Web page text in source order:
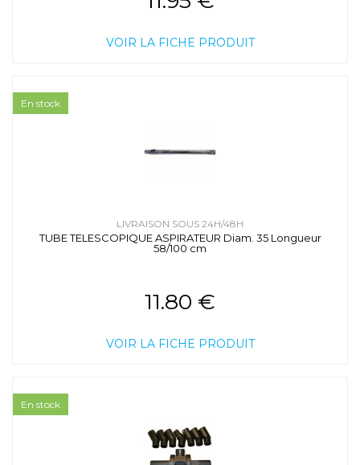
VOIR LA FICHE PRODUIT
LIVRAISON SOUS 24H/48H
TUBE TELESCOPIQUE ASPIRATEUR Diam. 35 Longueur
58/100 cm
11.80 €
VOIR LA FICHE PRODUIT
En stock
En stock